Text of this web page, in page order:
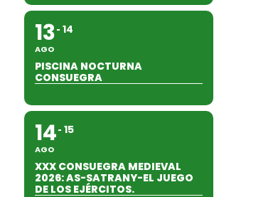
13
AGO
14
PISCINA NOCTURNA
CONSUEGRA
14
AGO
15
XXX CONSUEGRA MEDIEVAL
2026: AS-SATRANY-EL JUEGO
DE LOS EJÉRCITOS.